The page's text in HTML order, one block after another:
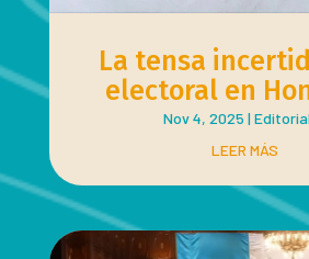
La tensa
electoral en
Nov 4, 2025 |
LEER MÁS